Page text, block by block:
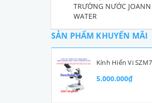
TRƯỜNG NƯỚC JOANN
WATER
SẢN PHẨM KHUYẾN MÃI
Kính Hiển Vi
5.000.000₫